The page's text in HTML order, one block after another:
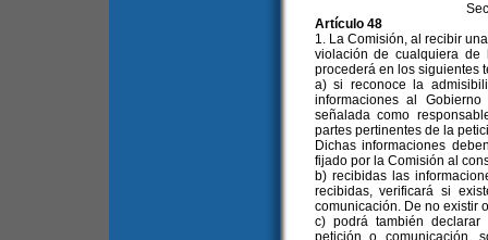
Artículo 48
1. La Comisión, al recibir
violación de cualquiera de
procederá en los siguientes
a) si reconoce la
informaciones al
señalada como
partes pertinentes de la
Dichas informaciones
fijado por la Comisión al
b) recibidas las
recibidas, verificará si
comunicación. De no existir
c) podrá también
petición o comunicación,